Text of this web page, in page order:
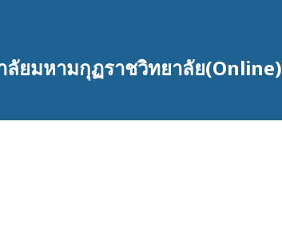
ลัยมหามกุฏราชวิทยาลัย(Online)